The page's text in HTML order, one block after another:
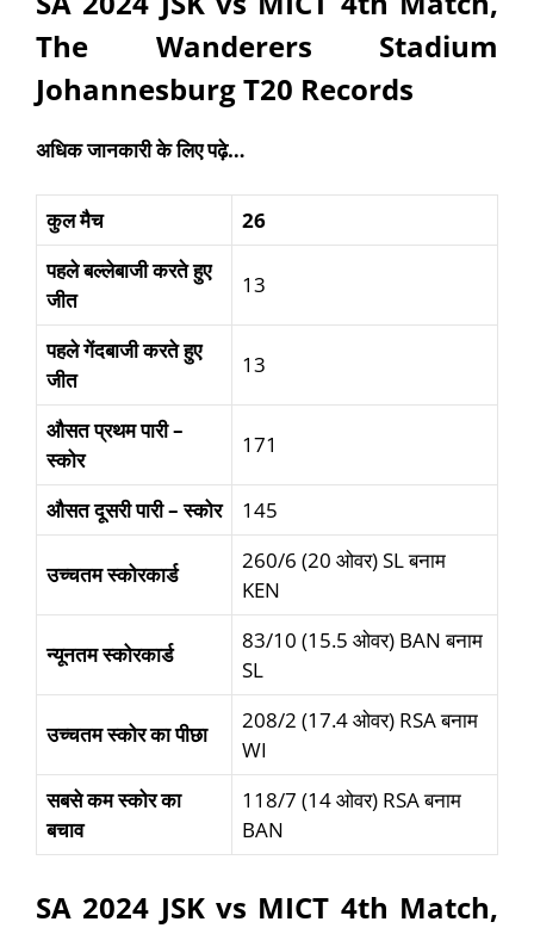
The Wanderers Stadium
Johannesburg T20 Records
अधिक जानकारी के लिए पढ़े…
कुलमैच
26
पहलेबल्लेबाजीकरतेहुए
जीत
13
पहलेगेंदबाजीकरतेहुए
जीत
13
औसतप्रथमपारी–
स्कोर
171
औसतदूसरी पारी–स्कोर 145
उच्चतम स्कोरकार्ड
260/6 (20 ओवर) SL बनाम
KEN
न्यूनतम स्कोरकार्ड
83/10 (15.5 ओवर) BAN बनाम
SL
उच्चतम स्कोर का पीछा
208/2 (17.4 ओवर) RSA बनाम
WI
सबसे कम स्कोर का
बचाव
118/7 (14 ओवर) RSA बनाम
BAN
SA 2024 JSK vs MICT 4th Match,